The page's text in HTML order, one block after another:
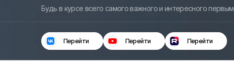
Будь в курсе всего самого важного и интересного первым
Перейти Перейти Перейти